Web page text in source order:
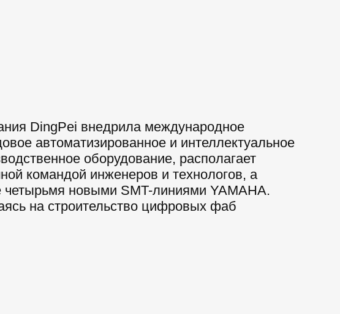
DingPei внедрила международное
автоматизированное и интеллектуальное
оборудование, располагает
командой инженеров и технологов, а
четырьмя новыми SMT-линиями YAMAHA.
на строительство цифровых фаб